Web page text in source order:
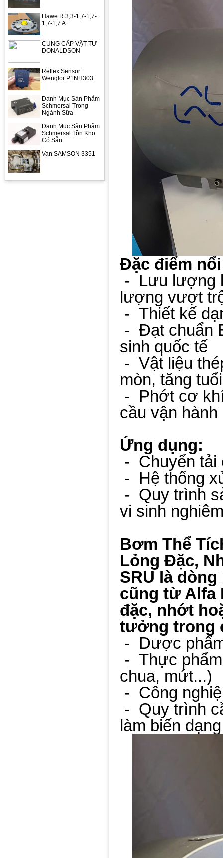
Hawe R 3,3-1,7-1,7-
1,7-1,7 A
CUNG CẤP VẬT TƯ
DONALDSON
Reflex Sensor
Wenglor P1NH303
Danh Mục Sản Phẩm
Schmersal Trong
Ngành Sữa
Danh Mục Sản Phẩm
Schmersal Tồn Kho
Có Sẵn
Van SAMSON 3351
Đặc điểm
- Lưu lượng
lượng vượt
- Thiết kế
- Đạt chuẩn
sinh quốc tế
- Vật liệu
mòn, tăng
- Phớt cơ
cầu vận hành
Ứng dụng:
- Chuyển tải
- Hệ thống
- Quy trình
vi sinh
Bơm Thể
Lỏng Đặc,
SRU là
cũng từ Alfa
đặc, nhớt
tưởng trong
- Dược
- Thực
chua, mứt...)
- Công
- Quy trình
làm biến dạng